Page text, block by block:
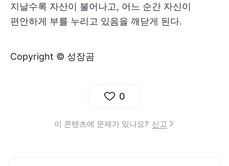
지날수록 자산이 불어나고, 어느 순간 자신이
편안하게 부를 누리고 있음을 깨닫게 된다.
Copyright © 성장곰
0
이 콘텐츠에 문제가 있나요? 신고